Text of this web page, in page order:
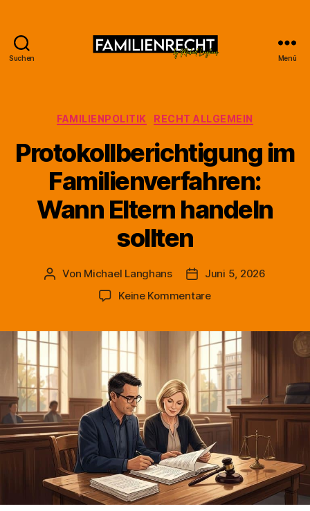
Suchen
Langhans
Menü
Kategorien
FAMILIENPOLITIK RECHT ALLGEMEIN
Protokollberichtigung im
Familienverfahren:
Wann Eltern handeln
sollten
Beitragsautor
Von Michael Langhans Beitragsdatum
Juni 5, 2026
Keine Kommentarezu
Familienverfahren:
Wann
Eltern
handeln
sollten